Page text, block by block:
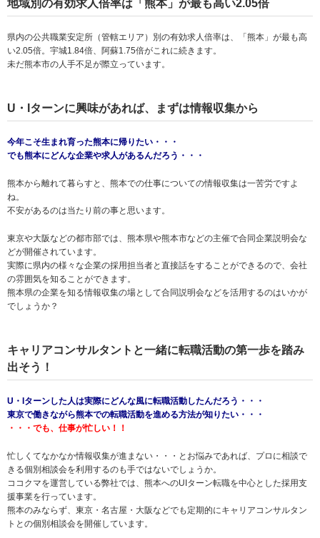
地域別の有効求人倍率は「熊本」が最も高い2.05倍
県内の公共職業安定所（管轄エリア）別の有効求人倍率は、「熊本」が最も高
い2.05倍。宇城1.84倍、阿蘇1.75倍がこれに続きます。
未だ熊本市の人手不足が際立っています。
U・Iターンに興味があれば、まずは情報収集から
今年こそ生まれ育った熊本に帰りたい・・・
でも熊本にどんな企業や求人があるんだろう・・・
熊本から離れて暮らすと、熊本での仕事についての情報収集は一苦労ですよ
ね。
不安があるのは当たり前の事と思います。
東京や大阪などの都市部では、熊本県や熊本市などの主催で合同企業説明会な
どが開催されています。
実際に県内の様々な企業の採用担当者と直接話をすることができるので、会社
の雰囲気を知ることができます。
熊本県の企業を知る情報収集の場として合同説明会などを活用するのはいかが
でしょうか？
キャリアコンサルタントと一緒に転職活動の第一歩を踏み
出そう！
U・Iターンした人は実際にどんな風に転職活動したんだろう・・・
東京で働きながら熊本での転職活動を進める方法が知りたい・・・
・・・でも、仕事が忙しい！！
忙しくてなかなか情報収集が進まない・・・とお悩みであれば、プロに相談で
きる個別相談会を利用するのも手ではないでしょうか。
ココクマを運営している弊社では、熊本へのUIターン転職を中心とした採用支
援事業を行っています。
熊本のみならず、東京・名古屋・大阪などでも定期的にキャリアコンサルタン
トとの個別相談会を開催しています。